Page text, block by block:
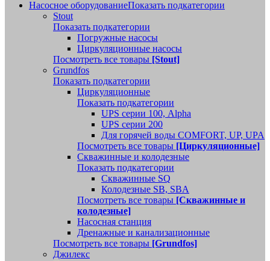
Насосное оборудованиеПоказать подкатегории
Stout
Показать подкатегории
Погружные насосы
Циркуляционные насосы
Посмотреть все товары [Stout]
Grundfos
Показать подкатегории
Циркуляционные
Показать подкатегории
UPS серии 100, Alpha
UPS серии 200
Для горячей воды COMFORT, UP, UPA
Посмотреть все товары [Циркуляционные]
Скважинные и колодезные
Показать подкатегории
Скважинные SQ
Колодезные SB, SBA
Посмотреть все товары [Скважинные и
колодезные]
Насосная станция
Дренажные и канализационные
Посмотреть все товары [Grundfos]
Джилекс